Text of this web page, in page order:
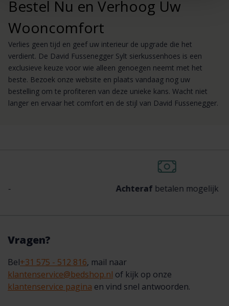
Bestel Nu en Verhoog Uw
Wooncomfort
Verlies geen tijd en geef uw interieur de upgrade die het
verdient. De David Fussenegger Sylt sierkussenhoes is een
exclusieve keuze voor wie alleen genoegen neemt met het
beste. Bezoek onze website en plaats vandaag nog uw
bestelling om te profiteren van deze unieke kans. Wacht niet
langer en ervaar het comfort en de stijl van David Fussenegger.
Achterafbetalen mogelijk
Vragen?
Bel+31 575 - 512 816, mail naar
klantenservice@bedshop.nl of kijk op onze
klantenservice pagina en vind snel antwoorden.